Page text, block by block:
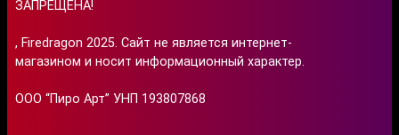
ЗАПРЕЩЕНА!
, Firedragon 2025. Сайт не является интернет-
магазином и носит информационный характер.
ООО “Пиро Арт” УНП 193807868